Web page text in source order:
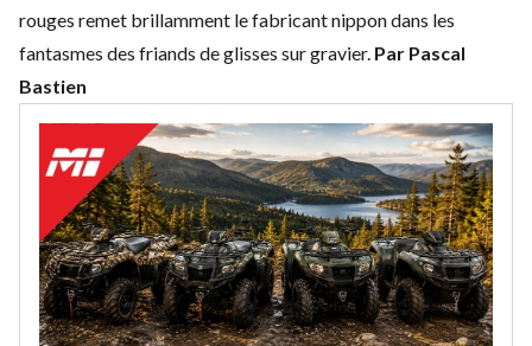
rouges remet brillamment le fabricant nippon dans les
fantasmes des friands de glisses sur gravier. Par Pascal
Bastien